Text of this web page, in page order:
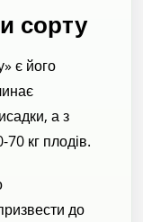
сорту
є його
а з
кг плодів.
до